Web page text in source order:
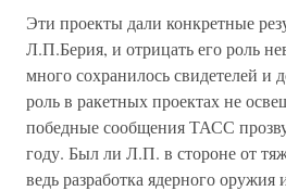
Эти проекты дали конкретные
Л.П.Берия, и отрицать его роль
много сохранилось свидетелей и
роль в ракетных проектах не
победные сообщения ТАСС
году. Был ли Л.П. в стороне от
ведь разработка ядерного оружия